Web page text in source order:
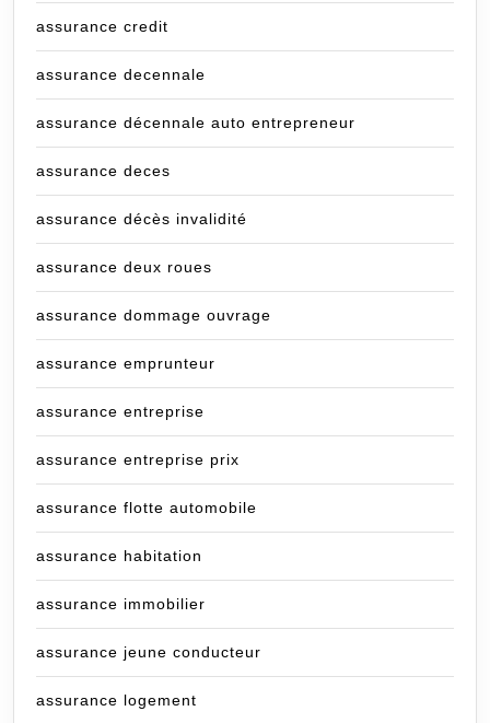
assurance credit
assurance decennale
assurance décennale auto entrepreneur
assurance deces
assurance décès invalidité
assurance deux roues
assurance dommage ouvrage
assurance emprunteur
assurance entreprise
assurance entreprise prix
assurance flotte automobile
assurance habitation
assurance immobilier
assurance jeune conducteur
assurance logement